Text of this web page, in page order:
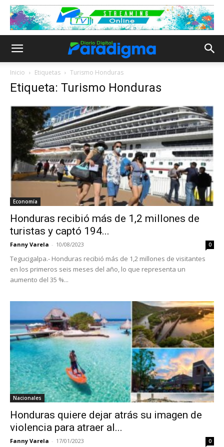
Inicio Etiquetas Turismo Honduras
Etiqueta: Turismo Honduras
Economía
Honduras recibió más de 1,2 millones de
turistas y captó 194...
Fanny Varela - 10/08/2023 0
Tegucigalpa.- Honduras recibió más de 1,2 millones de visitantes
en los primeros seis meses del año, lo que representa un
aumento del 35 %...
Nacionales
Honduras quiere dejar atrás su imagen de
violencia para atraer al...
Fanny Varela - 17/01/2023 0